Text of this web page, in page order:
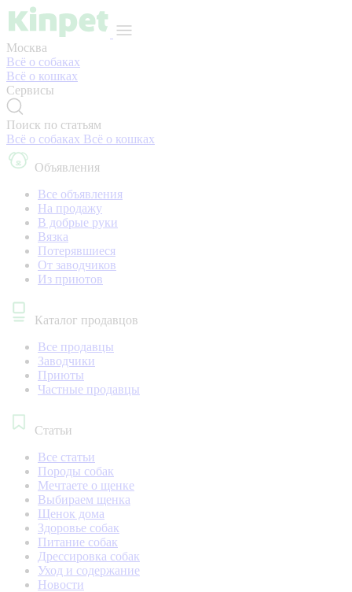
Москва
Всё о собаках
Всё о кошках
Сервисы
Поиск по статьям
Всё о собаках Всё о кошках
Объявления
Все объявления
На продажу
В добрые руки
Вязка
Потерявшиеся
От заводчиков
Из приютов
Каталог продавцов
Все продавцы
Заводчики
Приюты
Частные продавцы
Статьи
Все статьи
Породы собак
Мечтаете о щенке
Выбираем щенка
Щенок дома
Здоровье собак
Питание собак
Дрессировка собак
Уход и содержание
Новости